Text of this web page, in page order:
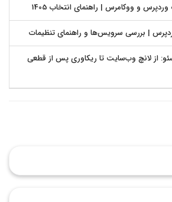
و ووکامرس | راهنمای انتخاب 1405
از لانچ وب‌سایت تا ریکاوری پس از قطعی